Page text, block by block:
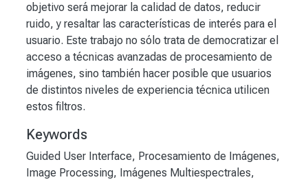
objetivo será mejorar la calidad de datos, reducir
ruido, y resaltar las características de interés para el
usuario. Este trabajo no sólo trata de democratizar el
acceso a técnicas avanzadas de procesamiento de
imágenes, sino también hacer posible que usuarios
de distintos niveles de experiencia técnica utilicen
estos filtros.
Keywords
Guided User Interface, Procesamiento de Imágenes,
Image Processing, Imágenes Multiespectrales,